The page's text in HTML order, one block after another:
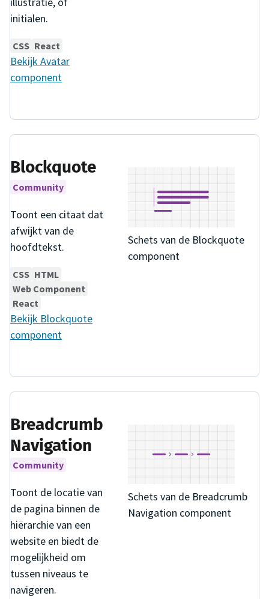
initialen.
CSS React
BekijkAvatar
component
Schets van de Blockquote
component
Blockquote
Community
Toont een citaat dat
afwijkt van de
hoofdtekst.
CSS HTML
Web Component
React
Bekijk Blockquote
component
Schets van de Breadcrumb
Navigation component
Breadcrumb
Navigation
Community
Toont de locatie van
de pagina binnen de
hiërarchie van een
website en biedt de
mogelijkheid om
tussen niveaus te
navigeren.